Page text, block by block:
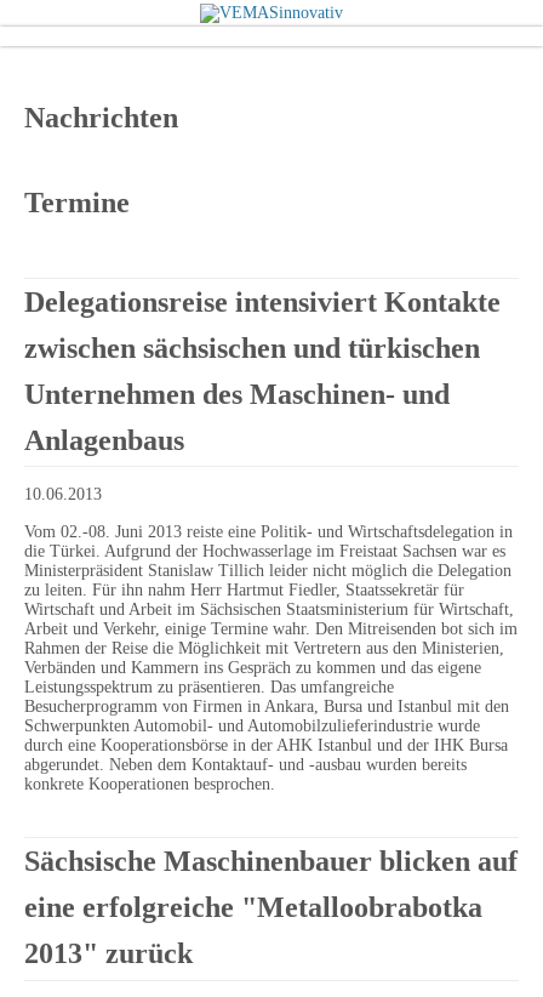
Nachrichten
Termine
Delegationsreise intensiviert Kontakte
zwischen sächsischen und türkischen
Unternehmen des Maschinen- und
Anlagenbaus
10.06.2013
Vom 02.-08. Juni 2013 reiste eine Politik- und Wirtschaftsdelegation in
die Türkei. Aufgrund der Hochwasserlage im Freistaat Sachsen war es
Ministerpräsident Stanislaw Tillich leider nicht möglich die Delegation
zu leiten. Für ihn nahm Herr Hartmut Fiedler, Staatssekretär für
Wirtschaft und Arbeit im Sächsischen Staatsministerium für Wirtschaft,
Arbeit und Verkehr, einige Termine wahr. Den Mitreisenden bot sich im
Rahmen der Reise die Möglichkeit mit Vertretern aus den Ministerien,
Verbänden und Kammern ins Gespräch zu kommen und das eigene
Leistungsspektrum zu präsentieren. Das umfangreiche
Besucherprogramm von Firmen in Ankara, Bursa und Istanbul mit den
Schwerpunkten Automobil- und Automobilzulieferindustrie wurde
durch eine Kooperationsbörse in der AHK Istanbul und der IHK Bursa
abgerundet. Neben dem Kontaktauf- und -ausbau wurden bereits
konkrete Kooperationen besprochen.
Sächsische Maschinenbauer blicken auf
eine erfolgreiche "Metalloobrabotka
2013" zurück